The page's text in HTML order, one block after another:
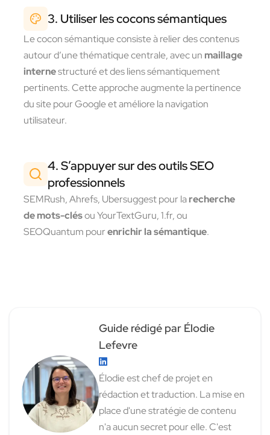
3. Utiliser les cocons sémantiques
Le cocon sémantique consiste à relier des contenus
autour d’une thématique centrale, avec un maillage
internestructuré et des liens sémantiquement
pertinents. Cette approche augmente la pertinence
du site pour Google et améliore la navigation
utilisateur.
4. S’appuyer sur des outils SEO
professionnels
SEMRush, Ahrefs, Ubersuggest pour larecherche
de mots-clésou YourTextGuru, 1.fr, ou
SEOQuantum pourenrichir la sémantique.
Guide rédigé par Élodie
Lefevre
Élodie est chef de projet en
rédaction et traduction. La mise en
place d'une stratégie de contenu
n'a aucun secret pour elle. C'est